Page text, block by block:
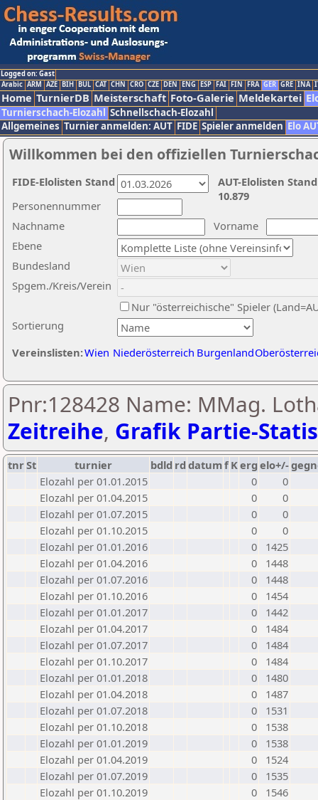
Logged on: Gast
Arabic ARM AZE BIH BUL CAT CHN CRO CZE DEN ENG ESP FAI FIN FRA GER GRE INA
Home TurnierDB Meisterschaft Foto-Galerie Meldekartei
Turnierschach-Elozahl Schnellschach-Elozahl
Allgemeines Turnier anmelden: AUT FIDE Spieler anmelden Elo
Willkommen bei den offiziellen
Nachname
Vorname
Ebene
Sortierung
Personennummer
Bundesland
Spgem./Kreis/Verein
Nur "österreichische" Spieler
Vereinslisten:Wien Niederösterreich Burgenland
AUT-Elolisten
10.879
FIDE-Elolisten Stand
Pnr:128428 Name: MMag.
Zeitreihe, Grafik Partie-
tnrSt turnier bdld rd datumf Kerg elo+/-
Elozahl per 01.01.2015
0
0
Elozahl per 01.04.2015
0
0
Elozahl per 01.07.2015
0
0
Elozahl per 01.10.2015
0
0
Elozahl per 01.01.2016
0
1425
Elozahl per 01.04.2016
0
1448
Elozahl per 01.07.2016
0
1448
Elozahl per 01.10.2016
0
1454
Elozahl per 01.01.2017
0
1442
Elozahl per 01.04.2017
0
1484
Elozahl per 01.07.2017
0
1484
Elozahl per 01.10.2017
0
1484
Elozahl per 01.01.2018
0
1480
Elozahl per 01.04.2018
0
1487
Elozahl per 01.07.2018
0
1531
Elozahl per 01.10.2018
0
1538
Elozahl per 01.01.2019
0
1538
Elozahl per 01.04.2019
0
1524
Elozahl per 01.07.2019
0
1535
Elozahl per 01.10.2019
0
1546